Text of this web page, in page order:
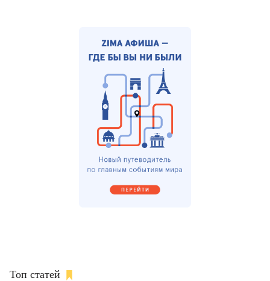
Топ статей